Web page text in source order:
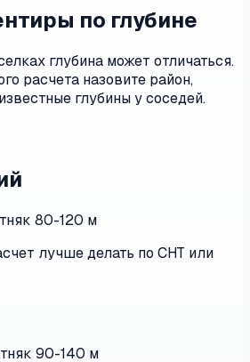
по глубине
глубина может отличаться.
расчета назовите район,
глубины у соседей.
80-120 м
лучше делать по СНТ или
90-140 м